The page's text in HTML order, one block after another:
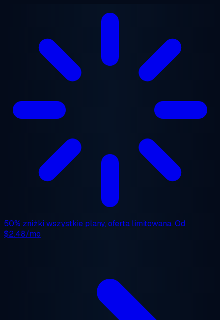
50% zniżki wszystkie plany, oferta limitowana. Od
$2.48/mo